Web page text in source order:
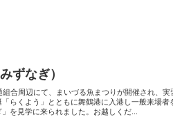
ずなぎ）
合周辺にて、まいづる魚まつりが開催され、実
らくよう」とともに舞鶴港に入港し一般来場者
を見学に来られました。お越しくだ...